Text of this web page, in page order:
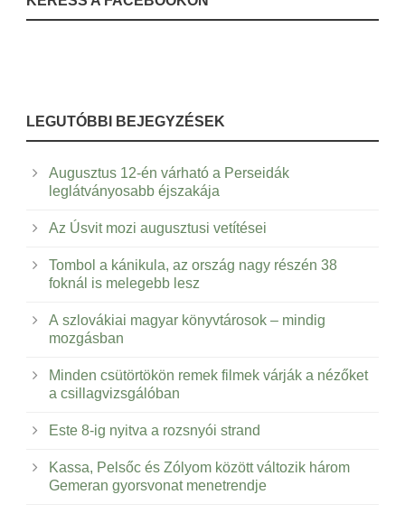
LEGUTÓBBI BEJEGYZÉSEK
Augusztus 12-én várható a Perseidák
leglátványosabb éjszakája
Az Úsvit mozi augusztusi vetítései
Tombol a kánikula, az ország nagy részén 38
foknál is melegebb lesz
A szlovákiai magyar könyvtárosok – mindig
mozgásban
Minden csütörtökön remek filmek várják a nézőket
a csillagvizsgálóban
Este 8-ig nyitva a rozsnyói strand
Kassa, Pelsőc és Zólyom között változik három
Gemeran gyorsvonat menetrendje